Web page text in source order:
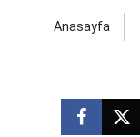
Anasayfa